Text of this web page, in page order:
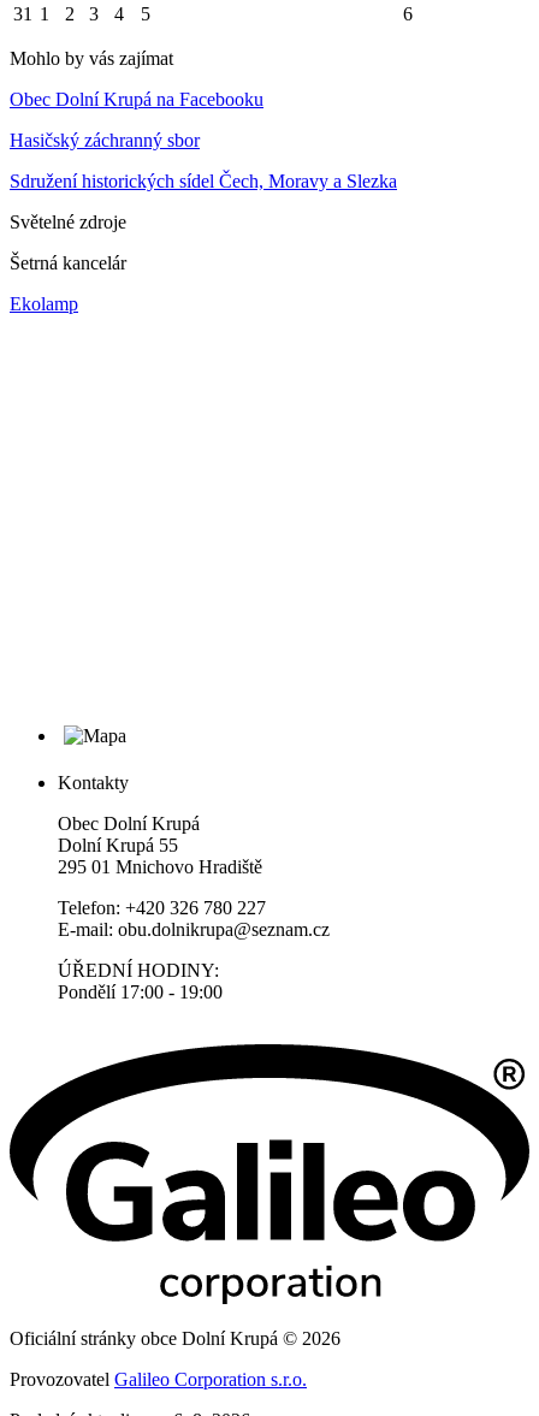
31 1 2 3 4 5 6
Mohlo by vás zajímat
Obec Dolní Krupá na Facebooku
Hasičský záchranný sbor
Sdružení historických sídel Čech, Moravy a Slezka
Světelné zdroje
Šetrná kancelár
Ekolamp
Kontakty
Obec Dolní Krupá
Dolní Krupá 55
295 01 Mnichovo Hradiště
Telefon: +420 326 780 227
E-mail: obu.dolnikrupa@seznam.cz
ÚŘEDNÍ HODINY:
Pondělí 17:00 - 19:00
Oficiální stránky obce Dolní Krupá © 2026
Provozovatel Galileo Corporation s.r.o.